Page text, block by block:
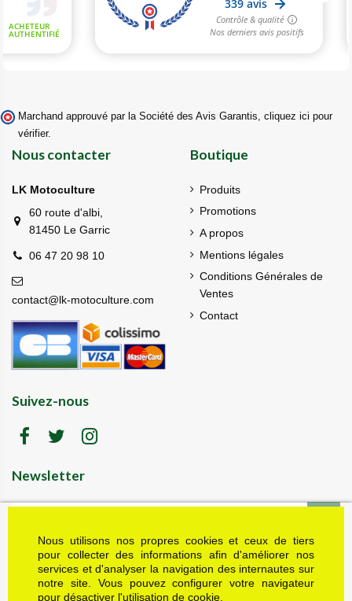
Nous utilisons nos propres cookies et ceux de tiers
pour collecter des informations afin d'améliorer nos
services et d'analyser la navigation des internautes sur
notre site. Vous pouvez configurer votre navigateur
pour désactiver l'utilisation de cookie.
Marchand approuvé par la Société des Avis Garantis, cliquez ici pour
vérifier.
Nous contacter
LK Motoculture
60 route d'albi,
81450 Le Garric
06 47 20 98 10
contact@lk-motoculture.com
Boutique
Produits
Promotions
A propos
Mentions légales
Conditions Générales de
Ventes
Contact
Suivez-nous
Newsletter
LK motoculture vous offre 5% en cadeau de
bienvenue (code de réduction reçu dans le mail
de confirmation envoyé à l'adresse email fournie).
Vous pouvez vous désinscrire à tout moment.
Plus d'informations dans nos mentions légales